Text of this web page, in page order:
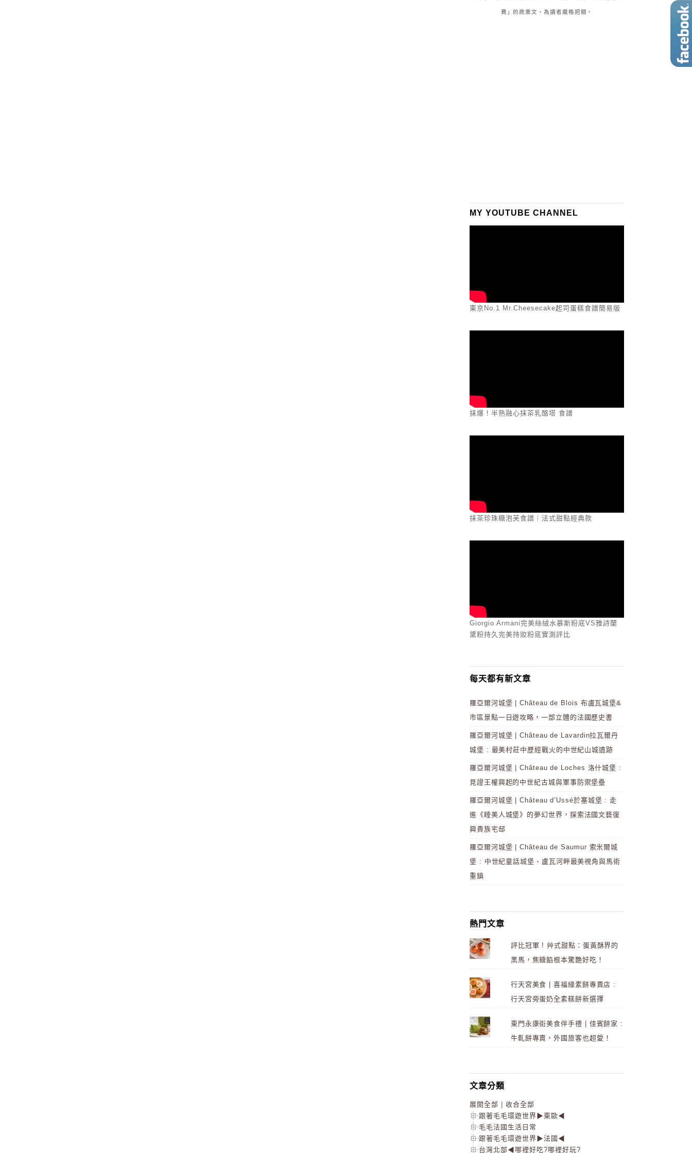
費」的商業文，為讀者嚴格把關。
MY YOUTUBE CHANNEL
東京No.1 Mr.Cheesecake起司蛋糕食譜簡易版
抹爆！半熟融心抹茶乳酪塔 食譜
抹茶珍珠糖泡芙食譜｜法式甜點經典款
Giorgio Armani完美絲絨水慕斯粉底VS雅詩蘭
黛粉持久完美持妝粉底實測評比
每天都有新文章
羅亞爾河城堡 | Château de Blois 布盧瓦城堡&
市區景點一日遊攻略，一部立體的法國歷史書
羅亞爾河城堡 | Château de Lavardin拉瓦爾丹
城堡 : 最美村莊中歷經戰火的中世紀山城遺跡
羅亞爾河城堡 | Château de Loches 洛什城堡 :
見證王權興起的中世紀古城與軍事防禦堡壘
羅亞爾河城堡 | Château d’Ussé於塞城堡 : 走
進《睡美人城堡》的夢幻世界，探索法國文藝復
興貴族宅邸
羅亞爾河城堡 | Château de Saumur 索米爾城
堡 : 中世紀童話城堡、盧瓦河畔最美視角與馬術
重鎮
熱門文章
評比冠軍 ! 艸式甜點：蛋黃酥界的
黑馬，焦糖餡根本驚艷好吃！
行天宮美食 | 喜福緣素餅專賣店 :
行天宮旁蛋奶全素糕餅新選擇
東門永康街美食伴手禮 | 佳賓餅家 :
牛軋餅專賣，外國旅客也超愛！
文章分類
展開全部
收合全部
跟著毛毛環遊世界▶東歐◀
毛毛法國生活日常
跟著毛毛環遊世界▶法國◀
台灣北部◀哪裡好吃?哪裡好玩?